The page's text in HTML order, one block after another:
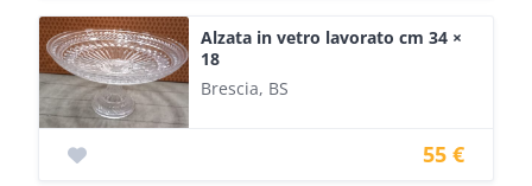
Alzata in vetro lavorato cm 34 ×
18
Brescia, BS
55 €